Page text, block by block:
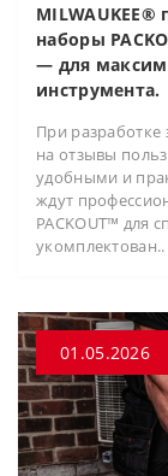
наборы
— для
инструмента.
При разработке
на отзывы
удобными и
ждут
PACKOUT™ для
укомплектован..
01.05.2026